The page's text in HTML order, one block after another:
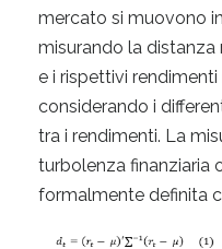
mercato si muovono
misurando la
e i rispettivi
considerando i
tra i rendimenti. La
turbolenza finanziaria
formalmente definita